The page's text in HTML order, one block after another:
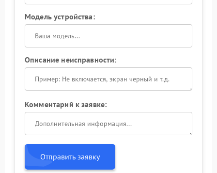
Модель устройства:
Описание неисправности:
Комментарий к заявке:
Отправить заявку